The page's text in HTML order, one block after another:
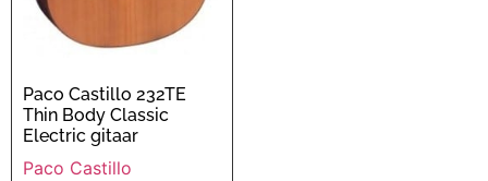
Paco Castillo 232TE
Thin Body Classic
Electric gitaar
Paco Castillo